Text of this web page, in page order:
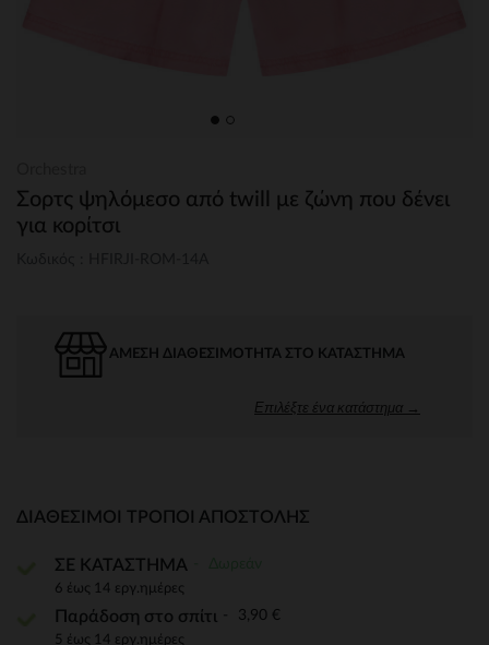
Σορτς ψηλόμεσο από twill με ζώνη που δένει
για κορίτσι
ΆΜΕΣΗ ΔΙΑΘΕΣΙΜΌΤΗΤΑ ΣΤΟ ΚΑΤΆΣΤΗΜΑ
Επιλέξτε ένα κατάστημα →
ΔΙΑΘΈΣΙΜΟΙ ΤΡΌΠΟΙ ΑΠΟΣΤΟΛΉΣ
ΣΕ ΚΑΤΑΣΤΗΜΑ
6 έως 14 εργ.ημέρες
Παράδοση στο σπίτι 3,90 €
5 έως 14 εργ.ημέρες